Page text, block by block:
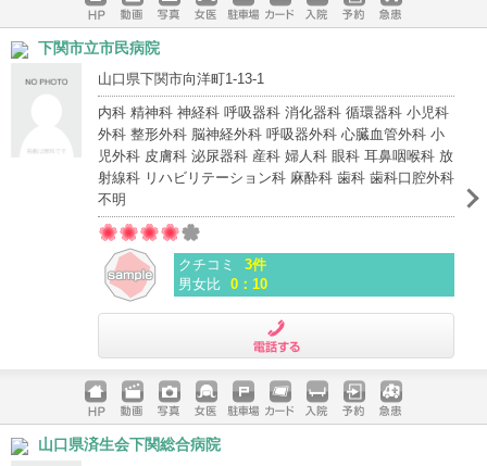
ホームペ
ージ
動画 写真 女医 駐車場
クレジッ
入院 予約 急患
下関市立市民病院
山口県下関市向洋町1-13-1
内科 精神科 神経科 呼吸器科 消化器科 循環器科 小児科
外科 整形外科 脳神経外科 呼吸器外科 心臓血管外科 小
児外科 皮膚科 泌尿器科 産科 婦人科 眼科 耳鼻咽喉科 放
射線科 リハビリテーション科 麻酔科 歯科 歯科口腔外科
不明
クチコミ
3件
男女比 0：10
ホームペ
ージ
動画 写真 女医 駐車場
クレジッ
入院 予約 急患
山口県済生会下関総合病院